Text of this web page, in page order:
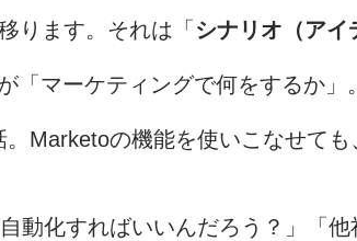
ります。それは「 シナリオ（アイ
マーケティングで何をするか」
Marketoの機能を使いこなせて
動化すればいいんだろう？」「